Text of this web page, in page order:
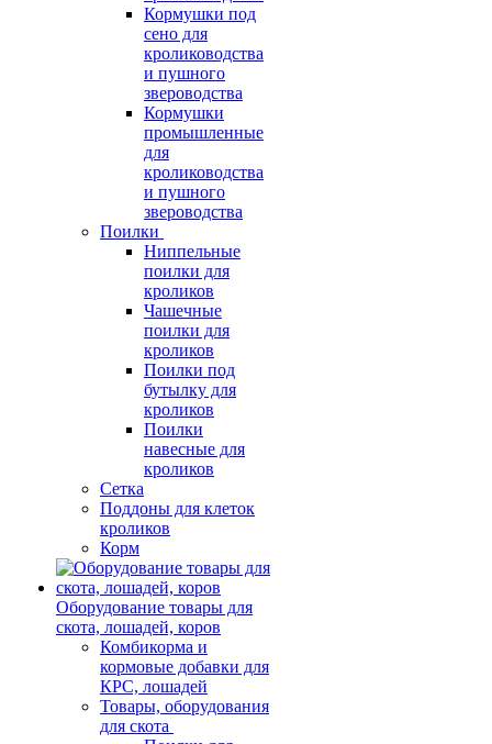
Кормушки под
сено для
кролиководства
и пушного
звероводства
Кормушки
промышленные
для
кролиководства
и пушного
звероводства
Поилки
Ниппельные
поилки для
кроликов
Чашечные
поилки для
кроликов
Поилки под
бутылку для
кроликов
Поилки
навесные для
кроликов
Сетка
Поддоны для клеток
кроликов
Корм
Оборудование товары для
скота, лошадей, коров
Комбикорма и
кормовые добавки для
КРС, лошадей
Товары, оборудования
для скота